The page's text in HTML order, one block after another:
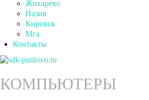
Жихарево
Назия
Кировск
Мга
Контакты
КОМПЬЮТЕРЫ